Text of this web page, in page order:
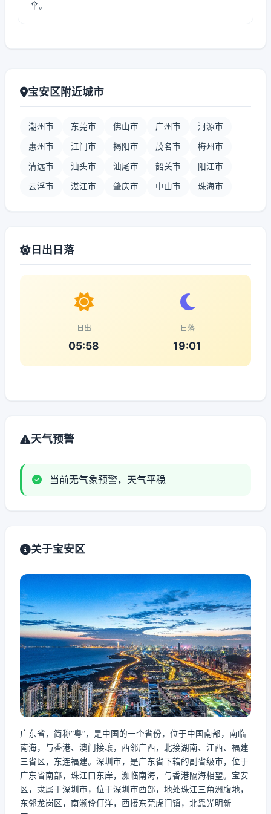
伞。
宝安区附近城市
潮州市 东莞市 佛山市 广州市 河源市
惠州市 江门市 揭阳市 茂名市 梅州市
清远市 汕头市 汕尾市 韶关市 阳江市
云浮市 湛江市 肇庆市 中山市 珠海市
日出日落
日出
05:58
日落
19:01
天气预警
当前无气象预警，天气平稳
关于宝安区
广东省，简称“粤”，是中国的一个省份，位于中国南部，南临
南海，与香港、澳门接壤，西邻广西，北接湖南、江西、福建
三省区，东连福建。深圳市，是广东省下辖的副省级市，位于
广东省南部，珠江口东岸，濒临南海，与香港隔海相望。宝安
区，隶属于深圳市，位于深圳市西部，地处珠江三角洲腹地，
东邻龙岗区，南濒伶仃洋，西接东莞虎门镇，北靠光明新